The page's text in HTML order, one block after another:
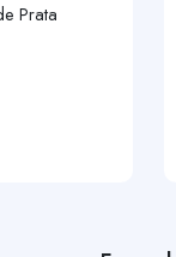
Prata